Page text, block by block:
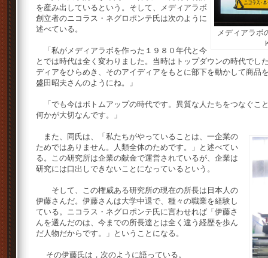
メディアラボ
を産み出しているという。そして、メディアラボ
創立者のニコラス・ネグロポンテ氏は次のように
述べている。
「私がメディアラボを作った１９８０年代と今
とでは時代は全く変わりました。当時はトップダウンの時代でし
ディアをひらめき、そのアイディアをもとに部下を動かして商品
盛田昭夫さんのようにね。」
「でも今はボトムアップの時代です。異質な人たちをつなぐこ
何かが大切なんです。」
また、同氏は、「私たちがやっていることは、一企業の
ためではありません。人類全体のためです。」と述べてい
る。この研究所は企業の献金で運営されているが、企業は
研究には口出しできないことになっているという。
そして、この権威ある研究所の現在の所長は日本人の
伊藤さんだ。伊藤さんは大学中退で、種々の職業を経験し
ている。ニコラス・ネグロポンテ氏に言わせれば「伊藤さ
んを選んだのは、今までの所長達とは全く違う経歴を歩ん
だ人物だからです。」ということになる。
その伊藤氏は，次のように語っている。